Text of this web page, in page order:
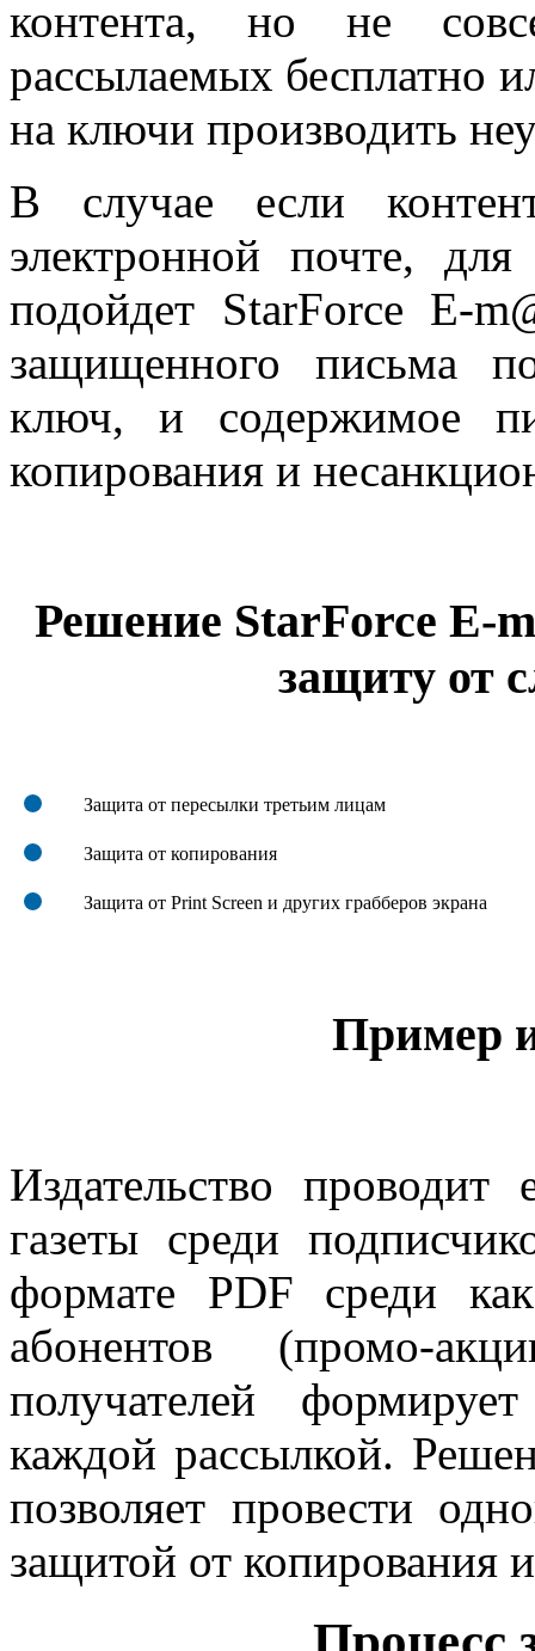
контента, но не
рассылаемых бесплатно
на ключи производить
В случае если
электронной почте,
подойдет StarForce E-
защищенного письма
ключ, и содержимое
копирования и
Решение StarForce E-
защиту от
Защита от пересылки третьим лицам
Защита от копирования
Защита от Print Screen и других грабберов экрана
Пример
Издательство проводит
газеты среди
формате PDF среди
абонентов (промо-
получателей
каждой рассылкой.
позволяет провести
защитой от копирования